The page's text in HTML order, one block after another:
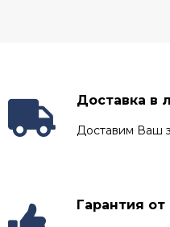
Доставка в
Доставим Ваш
Гарантия